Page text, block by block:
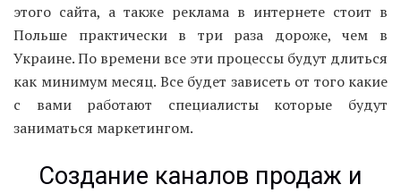
этого сайта, а также реклама в интернете стоит в
Польше практически в три раза дороже, чем в
Украине. По времени все эти процессы будут длиться
как минимум месяц. Все будет зависеть от того какие
с вами работают специалисты которые будут
заниматься маркетингом.
Создание каналов продаж и